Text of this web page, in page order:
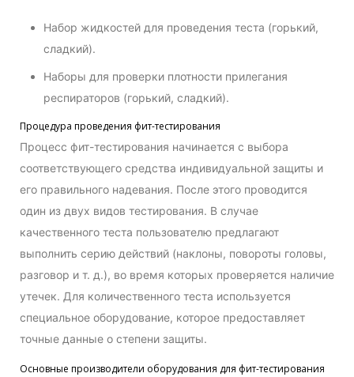
Набор жидкостей для проведения теста (горький,
сладкий).
Наборы для проверки плотности прилегания
респираторов (горький, сладкий).
Процедура проведения фит-тестирования
Процесс фит-тестирования начинается с выбора
соответствующего средства индивидуальной защиты и
его правильного надевания. После этого проводится
один из двух видов тестирования. В случае
качественного теста пользователю предлагают
выполнить серию действий (наклоны, повороты головы,
разговор и т. д.), во время которых проверяется наличие
утечек. Для количественного теста используется
специальное оборудование, которое предоставляет
точные данные о степени защиты.
Основные производители оборудования для фит-тестирования